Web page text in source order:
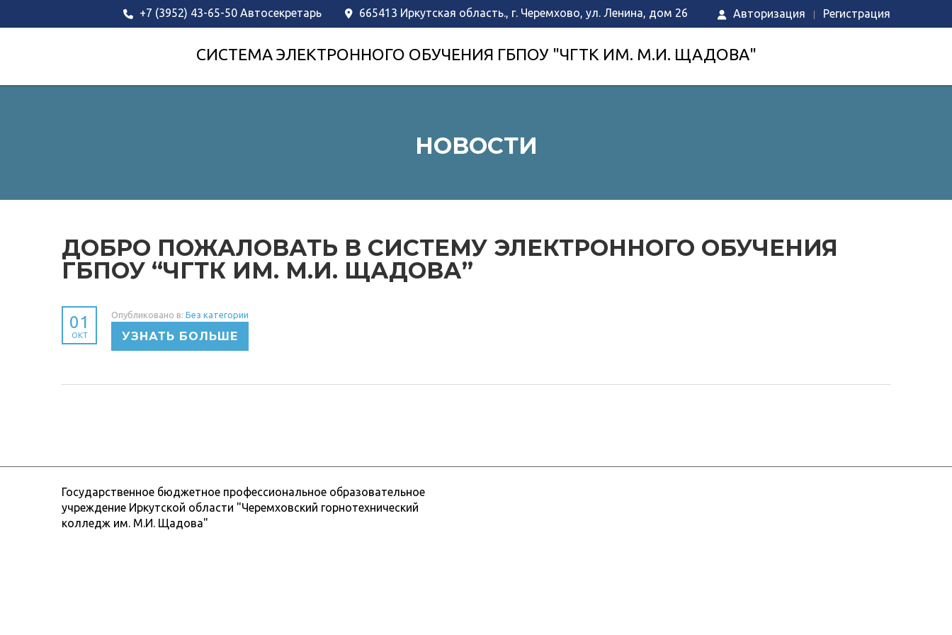
Авторизация Регистрация
665413 Иркутская область., г. Черемхово, ул. Ленина, дом 26
+7 (3952) 43-65-50 Автосекретарь
СИСТЕМА ЭЛЕКТРОННОГО ОБУЧЕНИЯ ГБПОУ "ЧГТК ИМ. М.И. ЩАДОВА"
НОВОСТИ
ДОБРО ПОЖАЛОВАТЬ В СИСТЕМУ ЭЛЕКТРОННОГО ОБУЧЕНИЯ
ГБПОУ “ЧГТК ИМ. М.И. ЩАДОВА”
01
ОКТ
Опубликовано в: Без категории
УЗНАТЬ БОЛЬШЕ
Государственное бюджетное профессиональное образовательное
учреждение Иркутской области "Черемховский горнотехнический
колледж им. М.И. Щадова"